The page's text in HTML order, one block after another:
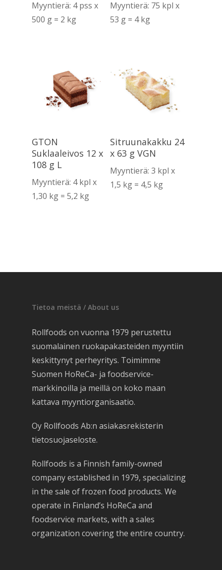
Myyntierä: 4 pss x
500 g = 2 kg
Myyntierä: 75 kpl x
53 g = 4 kg
Lue Lisää
GTON
Suklaaleivos 12 x
108 g L
Myyntierä: 4 kpl x
1,30 kg = 5,2 kg
Lue Lisää
Sitruunakakku 24
x 63 g VGN
Myyntierä: 3 kpl x
1,5 kg = 4,5 kg
Tietoa meistä / About us
Rollfoods on vuonna 1979 perustettu
suomalainen ruokapakasteiden myyntiin
keskittynyt perheyritys. Toimimme
Suomen HoReCa- ja foodservice-
markkinoilla ja meillä on koko maan
kattava myyntiorganisaatio.
Oy Rollfoods Ab:n asiakasrekisterin
tietosuojaseloste.
Rollfoods is a Finnish family-owned
company established in 1979, specializing
in the sale of frozen food products. We
operate in Finland’s HoReCa and
foodservice markets, with a sales
organization covering the entire country.